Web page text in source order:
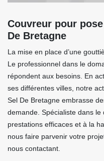
Couvreur pour
De Bretagne
La mise en place d’une
Le professionnel dans le
répondent aux besoins. En
ses différentes villes, notre
Sel De Bretagne embrasse
demande. Spécialiste dans
prestations efficaces et à la
nous faire parvenir votre
nous contactant.